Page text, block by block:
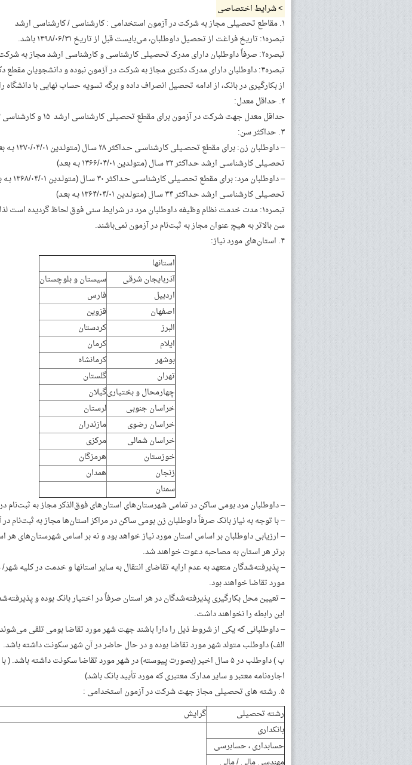
> شرایط اختصاصی
۱. مقاطع تحصیلی مجاز به شرکت در آزمون استخدامی : کارشناسی / کارشناسی ارشد
تبصره۱: تاریخ فراغت از تحصیل داوطلبان، می‌بایست قبل از تاریخ ۱۳۹۸/۰۶/۳۱ باشد.
تبصره۲: صرفاً داوطلبان دارای مدرک تحصیلی کارشناسی‏ و کارشناسی ارشد مجاز به شرکت در آزمون می‌باشند.
تبصره۳: داوطلبان دارای مدرک دکتری مجاز به شرکت در آزمون نبوده و دانشجویان
از بکارگیری در بانک، از ادامه تحصیل انصراف داده و برگه تسویه حساب نهایی با دانشگاه را
۲. حداقل معدل:
حداقل معدل جهت شرکت در آزمون برای مقطع تحصیلی کارشناسی ارشد ۱۵ و کارشناسی ۱۴ می‌باشد.
۳. حداکثر سن:
– داوطلبان زن:
تحصـیلی کارشناسـی ارشد حـداکثر ۳۲ سـال (متولـدین ۱۳۶۶/۰۴/۰۱ بـه بعـد)
– داوطلبان
تحصـیلی کارشناسـی ارشد حـداکثر ۳۴ سـال (متولـدین ۱۳۶۴/۰۴/۰۱ بـه بعـد)
تبصره۱: مدت خدمت نظام وظیفه داوطلبان مرد در شرایط سنی فوق لحاظ گردیده است
سن بالاتر به هیچ عنوان مجاز به ثبت‌نام در آزمون نمی‌باشند.
۴. استان‌های مورد نیاز:
استانها
آذربایجان شرقی
سیستان و بلوچستان
اردبیل
فارس
اصفهان
قزوین
البرز
کردستان
ایلام
کرمان
بوشهر
کرمانشاه
تهران
گلستان
چهارمحال و بختیاریگیلان
خراسان جنوبی
لرستان
خراسان رضوی
مازندران
خراسان شمالی
مرکزی
خوزستان
هرمزگان
زنجان
همدان
سمنان
– داوطلبان مرد بومی ساکن در تمامی شهرستان‌های استان‌های فوق‌الذکر مجاز به ثبت‌نام
– با توجه به نیاز بانک صرفاً داوطلبان زن بومی ساکن در مراکز استان‌ها مجاز به ثبت‌نام
– ارزیابی داوطلبان بر اساس استان مورد نیاز خواهد بود و نه بر اساس شهرستان‌های هر
برتر هر استان به مصاحبه دعوت خواهند شد.
– پذیرفته‌شدگان متعهد به عدم ارایه تقاضای انتقال به سایر استانها و خدمت در کلیه
مورد تقاضا خواهند بود.
– تعیین محل بکارگیری پذیرفته‌شدگان در هر استان صرفاً در اختیار بانک بوده و
این رابطه را نخواهند داشت.
– داوطلبانی که یکی از شروط ذیل را دارا باشند جهت شهر مورد تقاضا بومی تلقی
الف) داوطلب متولد شهر مورد تقاضا بوده و در حال حاضر در آن شهر سکونت داشته باشد.
ب ) داوطلب در ۵ سال اخیر (بصورت پیوسته) در شهر مورد تقاضا سکونت داشته باشد. (
اجاره‌نامه معتبر و سایر مدارک معتبری که مورد تأیید بانک باشد)
۵. رشته های تحصیلی مجاز جهت شرکت در آزمون استخدامی :
رشته تحصیلی
گرایش
بانکداری
حسابداری ، حسابرسی